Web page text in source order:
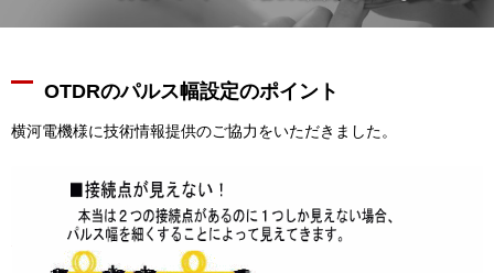
OTDRのパルス幅設定のポイント
横河電機様に技術情報提供のご協力をいただきました。